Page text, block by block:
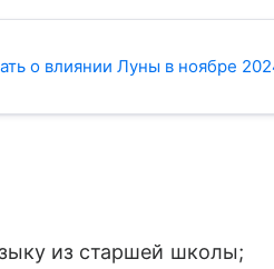
о влиянии Луны в ноябре
из старшей школы;